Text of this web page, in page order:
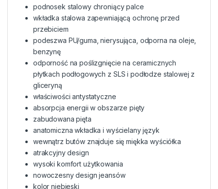
podnosek stalowy chroniący palce
wkładka stalowa zapewniającą ochronę przed
przebiciem
podeszwa PU/guma, nierysująca, odporna na oleje,
benzynę
odporność na poślizgnięcie na ceramicznych
płytkach podłogowych z SLS i podłodze stalowej z
gliceryną
właściwości antystatyczne
absorpcja energii w obszarze pięty
zabudowana pięta
anatomiczna wkładka i wyścielany język
wewnątrz butów znajduje się miękka wyściółka
atrakcyjny design
wysoki komfort użytkowania
nowoczesny design jeansów
kolor niebieski